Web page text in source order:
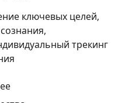
ключевых целей,
трекинг